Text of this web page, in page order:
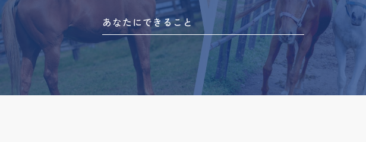
あなたにできること